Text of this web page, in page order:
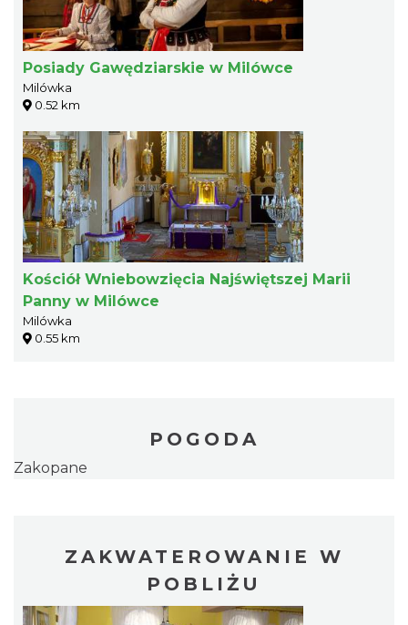
Posiady Gawędziarskie w Milówce
Milówka
0.52 km
Kościół Wniebowzięcia Najświętszej Marii
Panny w Milówce
Milówka
0.55 km
POGODA
Zakopane
ZAKWATEROWANIE W
POBLIŻU